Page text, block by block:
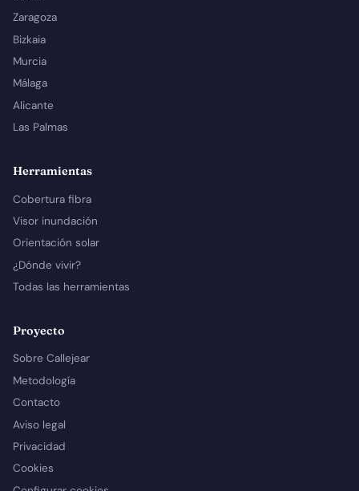
Zaragoza
Bizkaia
Murcia
Málaga
Alicante
Las Palmas
Herramientas
Cobertura fibra
Visor inundación
Orientación solar
¿Dónde vivir?
Todas las herramientas
Proyecto
Sobre Callejear
Metodología
Contacto
Aviso legal
Privacidad
Cookies